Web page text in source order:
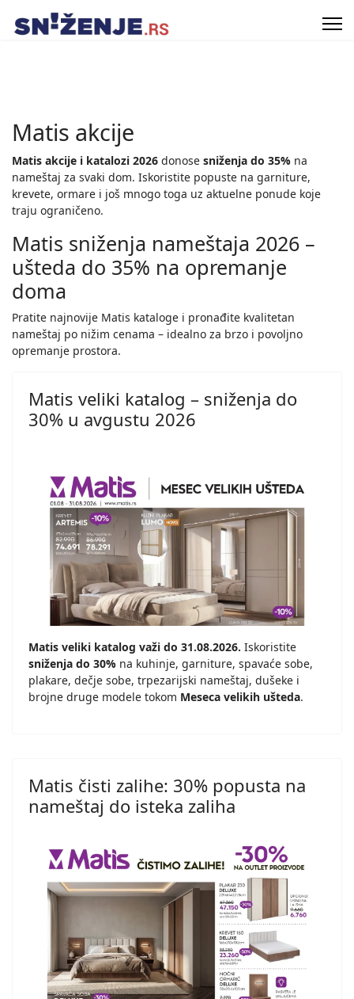
Matis akcije
Matis akcije i katalozi 2026 donose sniženja do 35% na
nameštaj za svaki dom. Iskoristite popuste na garniture,
krevete, ormare i još mnogo toga uz aktuelne ponude koje
traju ograničeno.
Matis sniženja nameštaja 2026 –
ušteda do 35% na opremanje
doma
Pratite najnovije Matis kataloge i pronađite kvalitetan
nameštaj po nižim cenama – idealno za brzo i povoljno
opremanje prostora.
Matis veliki katalog – sniženja do
30% u avgustu 2026
Matis veliki katalog važi do 31.08.2026. Iskoristite
sniženja do 30% na kuhinje, garniture, spavaće sobe,
plakare, dečje sobe, trpezarijski nameštaj, dušeke i
brojne druge modele tokom Meseca velikih ušteda.
Matis čisti zalihe: 30% popusta na
nameštaj do isteka zaliha